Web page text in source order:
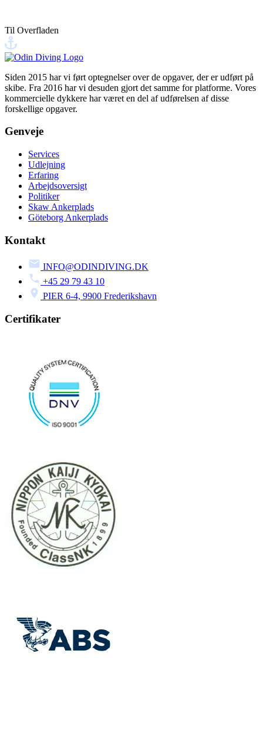
gælder.
Send din besked
Til Overfladen
Siden 2015 har vi ført optegnelser over de opgaver, der er udført på
skibe. Fra 2016 har vi desuden gjort det samme for platforme. Vores
kommercielle dykkere har været en del af udførelsen af disse
forskellige opgaver.
Genveje
Services
Udlejning
Erfaring
Arbejdsoversigt
Politiker
Skaw Ankerplads
Göteborg Ankerplads
Kontakt
INFO@ODINDIVING.DK
+45 29 79 43 10
PIER 6-4, 9900 Frederikshavn
Certifikater